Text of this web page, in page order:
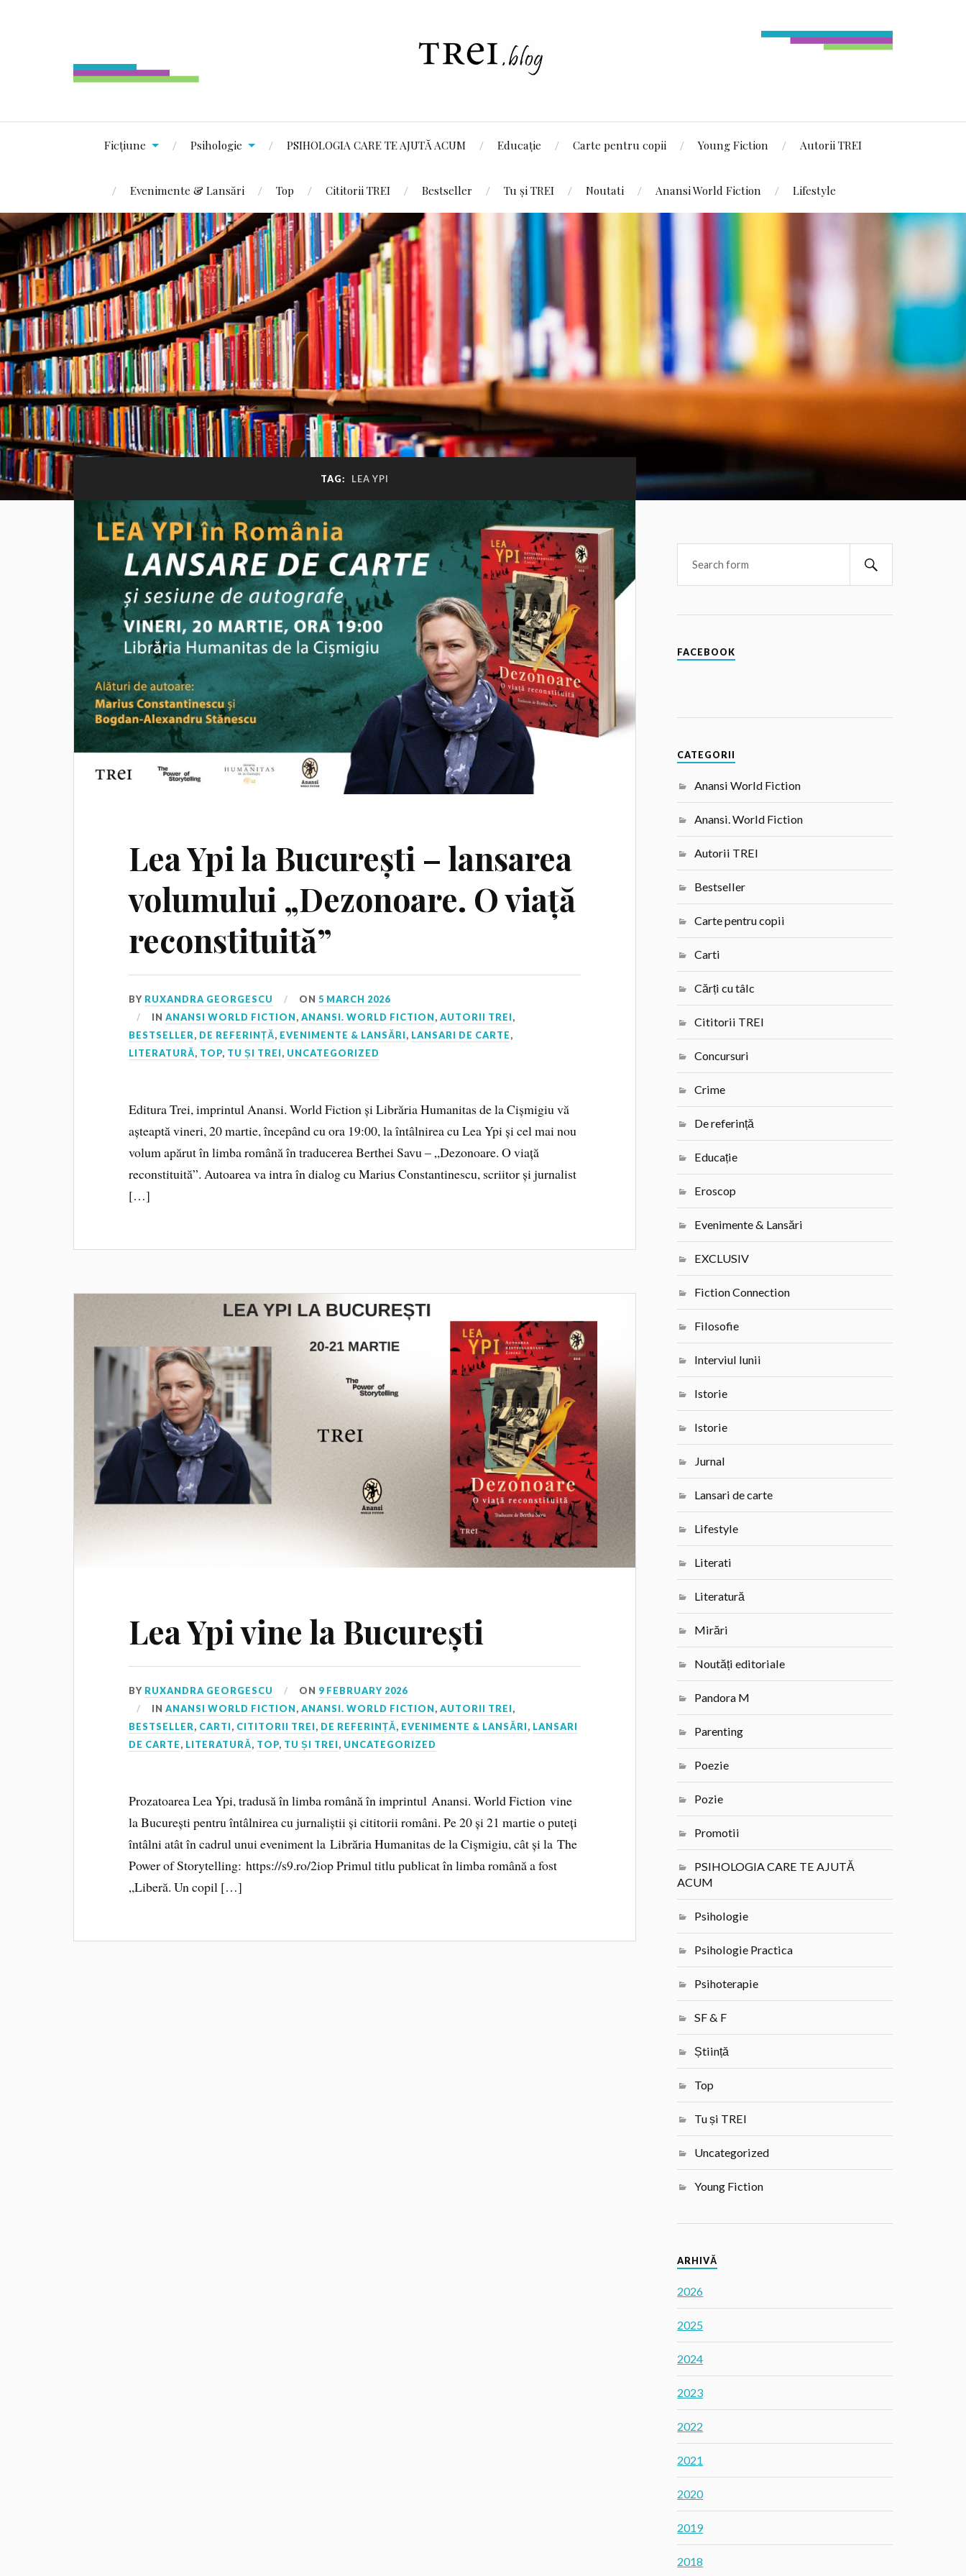
Ficțiune Psihologie PSIHOLOGIA CARE TE AJUTĂ ACUM Educație Carte pentru copii Young Fiction Autorii TREI
Evenimente & Lansări Top Cititorii TREI Bestseller Tu și TREI Noutati Anansi World Fiction Lifestyle
TAG: LEA YPI
Lea Ypi la București – lansarea
volumului „Dezonoare. O viață
reconstituită”
BY RUXANDRA GEORGESCU ON5 MARCH 2026
INANANSI WORLD FICTION,ANANSI. WORLD FICTION,AUTORII TREI,
BESTSELLER, DE REFERINȚĂ, EVENIMENTE & LANSĂRI, LANSARI DE CARTE,
LITERATURĂ, TOP, TU ȘI TREI, UNCATEGORIZED
Editura Trei, imprintul Anansi. World Fiction și Librăria Humanitas de la Cișmigiu vă
așteaptă vineri, 20 martie, începând cu ora 19:00, la întâlnirea cu Lea Ypi și cel mai nou
volum apărut în limba română în traducerea Berthei Savu – „Dezonoare. O viață
reconstituită”. Autoarea va intra în dialog cu Marius Constantinescu, scriitor și jurnalist
[…]
Lea Ypi vine la București
BY RUXANDRA GEORGESCU ON 9 FEBRUARY 2026
INANANSI WORLD FICTION,ANANSI. WORLD FICTION,AUTORII TREI,
BESTSELLER, CARTI, CITITORII TREI, DE REFERINȚĂ, EVENIMENTE & LANSĂRI, LANSARI
DE CARTE, LITERATURĂ, TOP, TU ȘI TREI, UNCATEGORIZED
Prozatoarea Lea Ypi, tradusă în limba română în imprintul Anansi. World Fiction vine
la București pentru întâlnirea cu jurnaliștii și cititorii români. Pe 20 și 21 martie o puteți
întâlni atât în cadrul unui eveniment la Librăria Humanitas de la Cişmigiu, cât și la The
Power of Storytelling: https://s9.ro/2iop Primul titlu publicat în limba română a fost
„Liberă. Un copil […]
FACEBOOK
CATEGORII
Anansi World Fiction
Anansi. World Fiction
Autorii TREI
Bestseller
Carte pentru copii
Carti
Cărți cu tâlc
Cititorii TREI
Concursuri
Crime
De referință
Educație
Eroscop
Evenimente & Lansări
EXCLUSIV
Fiction Connection
Filosofie
Interviul lunii
Istorie
Istorie
Jurnal
Lansari de carte
Lifestyle
Literati
Literatură
Mirări
Noutăți editoriale
Pandora M
Parenting
Poezie
Pozie
Promotii
PSIHOLOGIA CARE TE AJUTĂ
ACUM
Psihologie
Psihologie Practica
Psihoterapie
SF & F
Știință
Top
Tu și TREI
Uncategorized
Young Fiction
ARHIVĂ
2026
2025
2024
2023
2022
2021
2020
2019
2018